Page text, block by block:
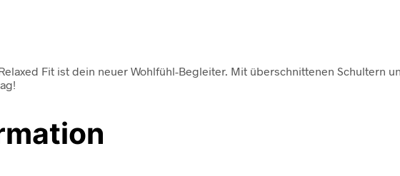
Fit ist dein neuer Wohlfühl-Begleiter. Mit überschnittenen Schultern